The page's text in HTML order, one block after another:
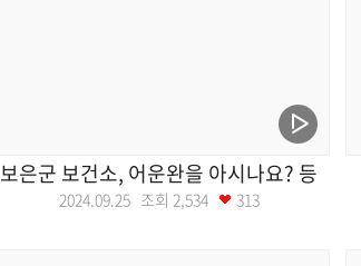
보은군 보건소, 어운완을 아시나요? 등
2024.09.25 조회 2,534 313